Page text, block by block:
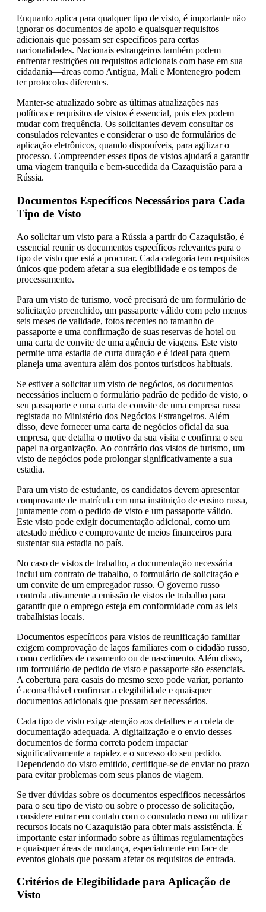
Enquanto aplica para qualquer tipo de visto, é importante não
ignorar os documentos de apoio e quaisquer requisitos
adicionais que possam ser específicos para certas
nacionalidades. Nacionais estrangeiros também podem
enfrentar restrições ou requisitos adicionais com base em sua
cidadania—áreas como Antígua, Mali e Montenegro podem
ter protocolos diferentes.
Manter-se atualizado sobre as últimas atualizações nas
políticas e requisitos de vistos é essencial, pois eles podem
mudar com frequência. Os solicitantes devem consultar os
consulados relevantes e considerar o uso de formulários de
aplicação eletrônicos, quando disponíveis, para agilizar o
processo. Compreender esses tipos de vistos ajudará a garantir
uma viagem tranquila e bem-sucedida da Cazaquistão para a
Rússia.
Documentos Específicos Necessários para Cada
Tipo de Visto
Ao solicitar um visto para a Rússia a partir do Cazaquistão, é
essencial reunir os documentos específicos relevantes para o
tipo de visto que está a procurar. Cada categoria tem requisitos
únicos que podem afetar a sua elegibilidade e os tempos de
processamento.
Para um visto de turismo, você precisará de um formulário de
solicitação preenchido, um passaporte válido com pelo menos
seis meses de validade, fotos recentes no tamanho de
passaporte e uma confirmação de suas reservas de hotel ou
uma carta de convite de uma agência de viagens. Este visto
permite uma estadia de curta duração e é ideal para quem
planeja uma aventura além dos pontos turísticos habituais.
Se estiver a solicitar um visto de negócios, os documentos
necessários incluem o formulário padrão de pedido de visto, o
seu passaporte e uma carta de convite de uma empresa russa
registada no Ministério dos Negócios Estrangeiros. Além
disso, deve fornecer uma carta de negócios oficial da sua
empresa, que detalha o motivo da sua visita e confirma o seu
papel na organização. Ao contrário dos vistos de turismo, um
visto de negócios pode prolongar significativamente a sua
estadia.
Para um visto de estudante, os candidatos devem apresentar
comprovante de matrícula em uma instituição de ensino russa,
juntamente com o pedido de visto e um passaporte válido.
Este visto pode exigir documentação adicional, como um
atestado médico e comprovante de meios financeiros para
sustentar sua estadia no país.
No caso de vistos de trabalho, a documentação necessária
inclui um contrato de trabalho, o formulário de solicitação e
um convite de um empregador russo. O governo russo
controla ativamente a emissão de vistos de trabalho para
garantir que o emprego esteja em conformidade com as leis
trabalhistas locais.
Documentos específicos para vistos de reunificação familiar
exigem comprovação de laços familiares com o cidadão russo,
como certidões de casamento ou de nascimento. Além disso,
um formulário de pedido de visto e passaporte são essenciais.
A cobertura para casais do mesmo sexo pode variar, portanto
é aconselhável confirmar a elegibilidade e quaisquer
documentos adicionais que possam ser necessários.
Cada tipo de visto exige atenção aos detalhes e a coleta de
documentação adequada. A digitalização e o envio desses
documentos de forma correta podem impactar
significativamente a rapidez e o sucesso do seu pedido.
Dependendo do visto emitido, certifique-se de enviar no prazo
para evitar problemas com seus planos de viagem.
Se tiver dúvidas sobre os documentos específicos necessários
para o seu tipo de visto ou sobre o processo de solicitação,
considere entrar em contato com o consulado russo ou utilizar
recursos locais no Cazaquistão para obter mais assistência. É
importante estar informado sobre as últimas regulamentações
e quaisquer áreas de mudança, especialmente em face de
eventos globais que possam afetar os requisitos de entrada.
Critérios de Elegibilidade para Aplicação de
Visto